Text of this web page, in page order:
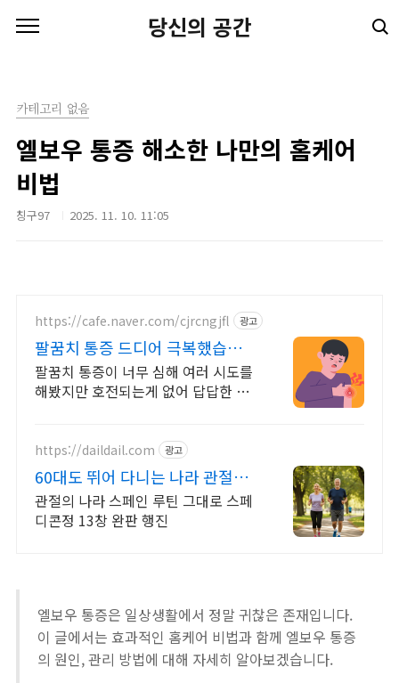
당신의 공간
카테고리 없음
엘보우 통증 해소한 나만의 홈케어
비법
칭구97 2025. 11. 10. 11:05
https://cafe.naver.com/cjrcngjfl 광고
팔꿈치 통증 드디어 극복했습니
다. (+극복과정)
팔꿈치 통증이 너무 심해 여러 시도를
해봤지만 호전되는게 없어 답답한 마
https://daildail.com 광고
60대도 뛰어 다니는 나라 관절의
나라 스페인 루틴
관절의 나라 스페인 루틴 그대로 스페
디콘정 13창 완판 행진
엘보우 통증은 일상생활에서 정말 귀찮은 존재입니다.
이 글에서는 효과적인 홈케어 비법과 함께 엘보우 통증
의 원인, 관리 방법에 대해 자세히 알아보겠습니다.